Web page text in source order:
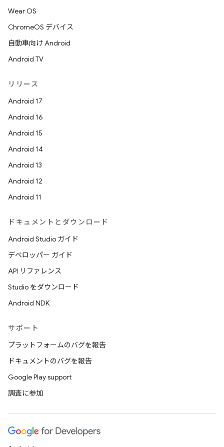
Wear OS
ChromeOS デバイス
自動車向け Android
Android TV
リリース
Android 17
Android 16
Android 15
Android 14
Android 13
Android 12
Android 11
ドキュメントとダウンロード
Android Studio ガイド
デベロッパー ガイド
API リファレンス
Studio をダウンロード
Android NDK
サポート
プラットフォームのバグを報告
ドキュメントのバグを報告
Google Play support
調査に参加